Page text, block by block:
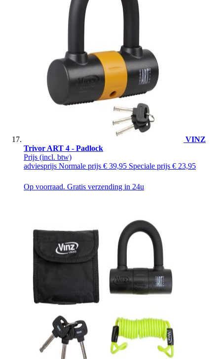
VINZ
Trivor ART 4 - Padlock
Prijs (incl. btw)
adviesprijs Normale prijs € 39,95 Speciale prijs € 23,95
Op voorraad. Gratis verzending in 24u